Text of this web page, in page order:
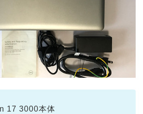
17 3000本体